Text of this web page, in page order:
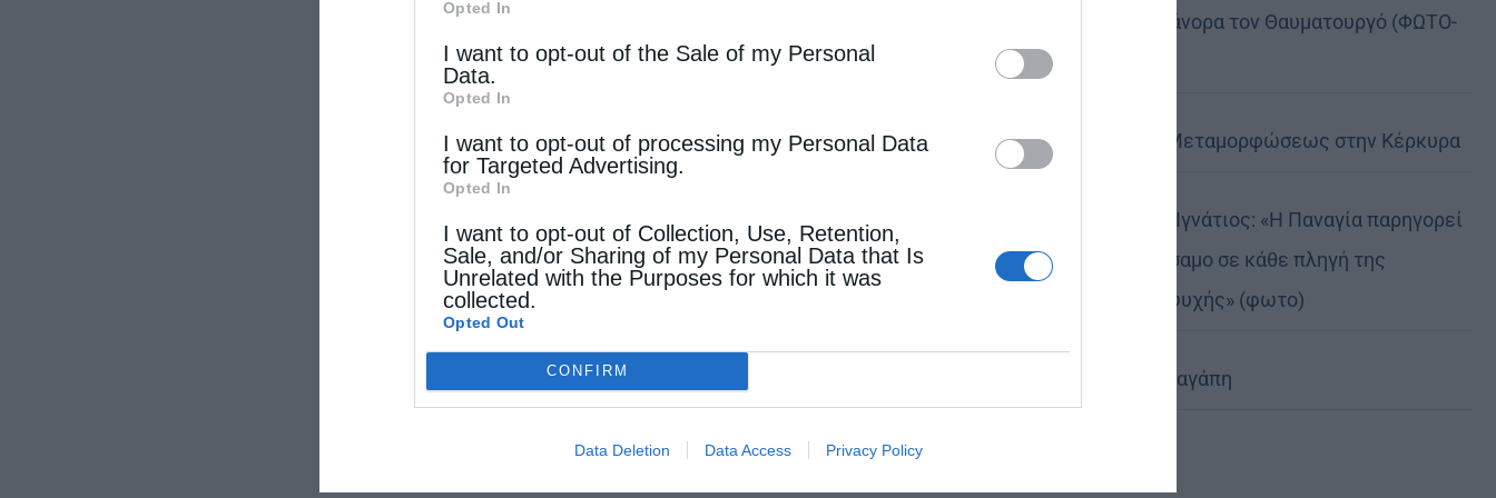
Opted In
I want to opt-out of the Sale of my Personal
Data.
Opted In
I want to opt-out of processing my Personal Data
for Targeted Advertising.
Opted In
I want to opt-out of Collection, Use, Retention,
Sale, and/or Sharing of my Personal Data that Is
Unrelated with the Purposes for which it was
collected.
Opted Out
CONFIRM
Data Deletion Data Access Privacy Policy
της, Άγιο Νικάνορα τον Θαυματουργό (ΦΩΤΟ-
ΒΙΝΤΕΟ)
Η Εορτή της Μεταμορφώσεως στην Κέρκυρα
Δημητριάδος Ιγνάτιος: «Η Παναγία παρηγορεί
και δίνει βάλσαμο σε κάθε πληγή της
ανθρώπινης ψυχής» (φωτο)
Χριστοφόρος αγάπη